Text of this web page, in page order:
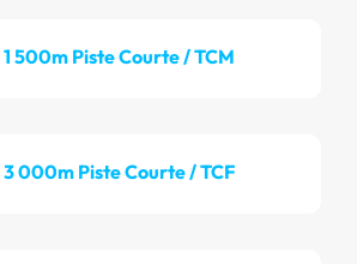
1 500m Piste Courte / TCM
3 000m Piste Courte / TCF